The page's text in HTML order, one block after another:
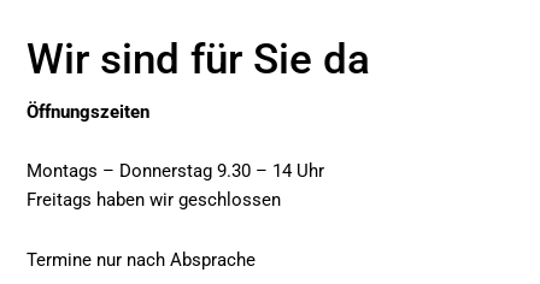
b
o
Wir sind für Sie da
Öffnungszeiten
Montags – Donnerstag 9.30 – 14 Uhr
Freitags haben wir geschlossen
Termine nur nach Absprache